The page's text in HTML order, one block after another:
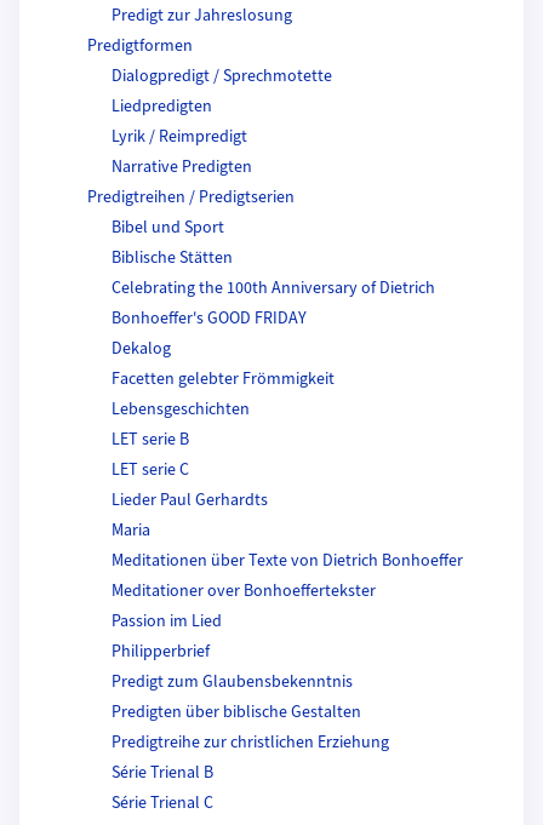
Predigt zur Jahreslosung
Predigtformen
Dialogpredigt / Sprechmotette
Liedpredigten
Lyrik / Reimpredigt
Narrative Predigten
Predigtreihen / Predigtserien
Bibel und Sport
Biblische Stätten
Celebrating the 100th Anniversary of Dietrich
Bonhoeffer's GOOD FRIDAY
Dekalog
Facetten gelebter Frömmigkeit
Lebensgeschichten
LET serie B
LET serie C
Lieder Paul Gerhardts
Maria
Meditationen über Texte von Dietrich Bonhoeffer
Meditationer over Bonhoeffertekster
Passion im Lied
Philipperbrief
Predigt zum Glaubensbekenntnis
Predigten über biblische Gestalten
Predigtreihe zur christlichen Erziehung
Série Trienal B
Série Trienal C